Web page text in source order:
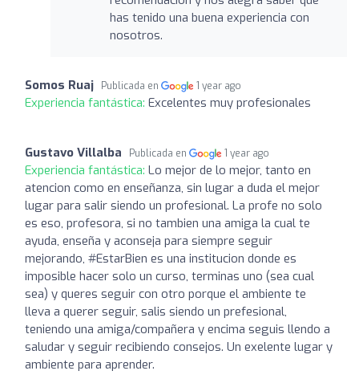
has tenido una buena experiencia con
nosotros.
Somos Ruaj Publicada en 1 year ago
Experiencia fantástica: Excelentes muy profesionales
Gustavo Villalba Publicada en 1 year ago
Experiencia fantástica: Lo mejor de lo mejor, tanto en
atencion como en enseñanza, sin lugar a duda el mejor
lugar para salir siendo un profesional. La profe no solo
es eso, profesora, si no tambien una amiga la cual te
ayuda, enseña y aconseja para siempre seguir
mejorando, #EstarBien es una institucion donde es
imposible hacer solo un curso, terminas uno (sea cual
sea) y queres seguir con otro porque el ambiente te
lleva a querer seguir, salis siendo un prefesional,
teniendo una amiga/compañera y encima seguis llendo a
saludar y seguir recibiendo consejos. Un exelente lugar y
ambiente para aprender.